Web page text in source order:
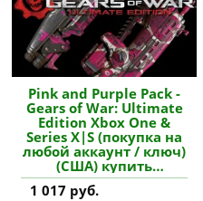
Pink and Purple Pack -
Gears of War: Ultimate
Edition Xbox One &
Series X|S (покупка на
любой аккаунт / ключ)
(США) купить
дополнение
1 017 руб.